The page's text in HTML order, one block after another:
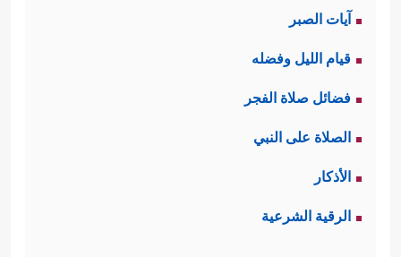
آيات الصبر
قيام الليل وفضله
فضائل صلاة الفجر
الصلاة على النبي
الأذكار
الرقية الشرعية